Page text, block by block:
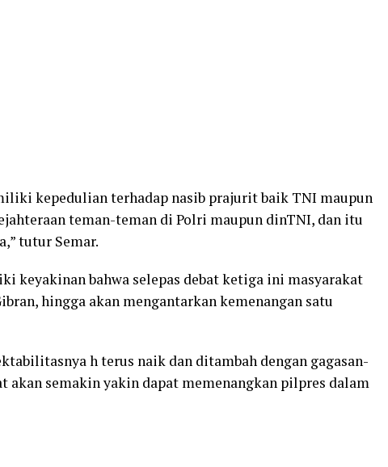
kepedulian terhadap nasib prajurit baik TNI maupun
teman-teman di Polri maupun dinTNI, dan itu
tutur Semar.
keyakinan bahwa selepas debat ketiga ini masyarakat
hingga akan mengantarkan kemenangan satu
h terus naik dan ditambah dengan gagasan-
akan semakin yakin dapat memenangkan pilpres dalam